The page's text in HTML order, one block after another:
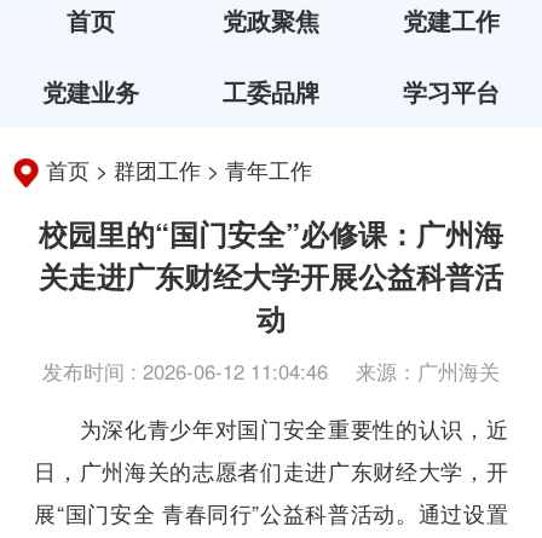
首页 党政聚焦 党建工作
党建业务 工委品牌 学习平台
首页 >群团工作 >青年工作
校园里的“国门安全”必修课：广州海
关走进广东财经大学开展公益科普活
动
发布时间 : 2026-06-12 11:04:46 来源：广州海关
为深化青少年对国门安全重要性的认识，近
日，广州海关的志愿者们走进广东财经大学，开
展“国门安全 青春同行”公益科普活动。通过设置